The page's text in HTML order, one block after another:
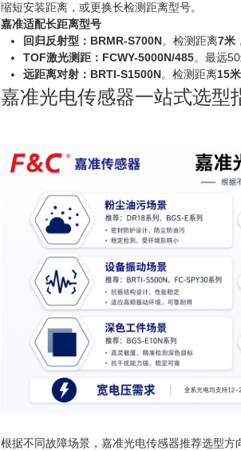
缩短安装距离，或更换长检测距离型号。
嘉准适配长距离型号
回归反射型：BRMR-S700N。检测距离7米
TOF激光测距：FCWY-5000N/485。最远50
远距离对射：BRTI-S1500N。检测距离15米
嘉准光电传感器一站式选型
根据不同故障场景，嘉准光电传感器推荐选型方